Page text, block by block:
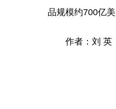
品规模约700亿
作者： 刘 英